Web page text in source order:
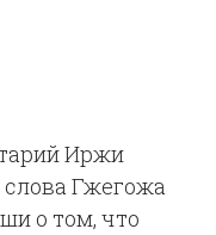
Иржи
Гжегожа
о том, что